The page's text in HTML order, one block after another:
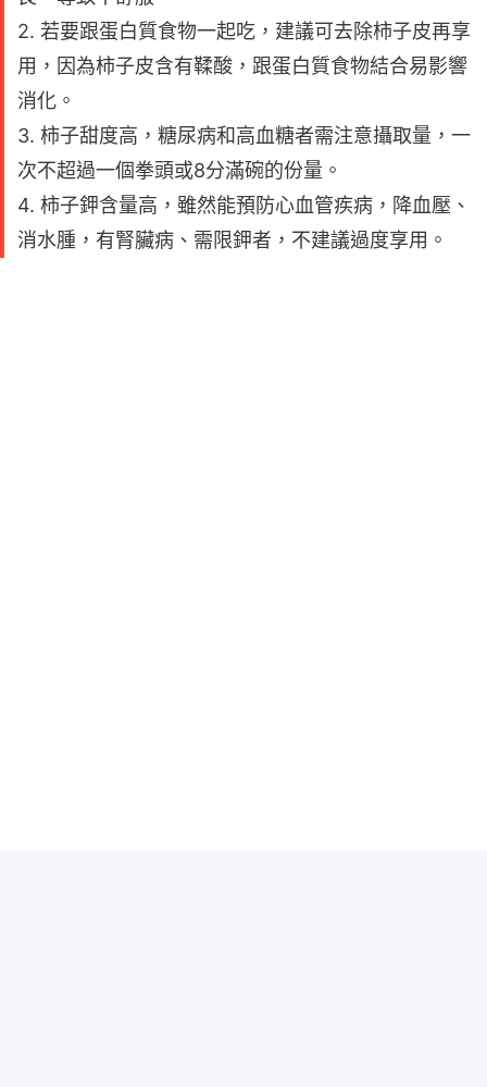
2. 若要跟蛋白質食物一起吃，建議可去除柿子皮再享
用，因為柿子皮含有鞣酸，跟蛋白質食物結合易影響
消化。
3. 柿子甜度高，糖尿病和高血糖者需注意攝取量，一
次不超過一個拳頭或8分滿碗的份量。
4. 柿子鉀含量高，雖然能預防心血管疾病，降血壓、
消水腫，有腎臟病、需限鉀者，不建議過度享用。